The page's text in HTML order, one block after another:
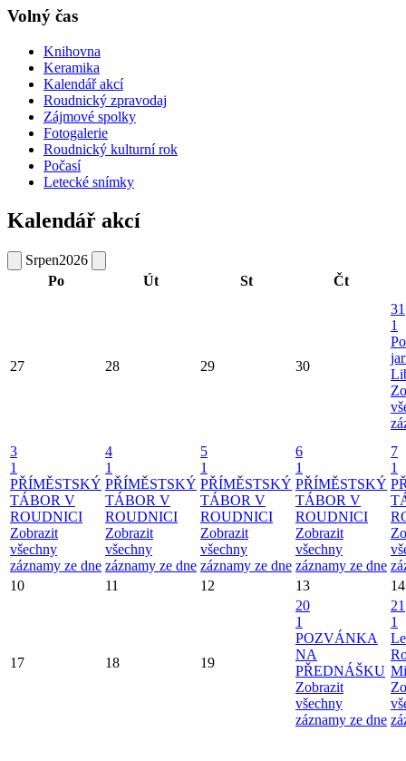
Volný čas
Knihovna
Keramika
Kalendář akcí
Roudnický zpravodaj
Zájmové spolky
Fotogalerie
Roudnický kulturní rok
Počasí
Letecké snímky
Kalendář akcí
Srpen2026
Po
Út St Čt
27 28 29 30
31
1
3
1
PŘÍMĚSTSKÝ
TÁBOR V
ROUDNICI
Zobrazit
všechny
záznamy ze dne
4
1
PŘÍMĚSTSKÝ
TÁBOR V
ROUDNICI
Zobrazit
všechny
záznamy ze dne
5
1
PŘÍMĚSTSKÝ
TÁBOR V
ROUDNICI
Zobrazit
všechny
záznamy ze dne
6
1
PŘÍMĚSTSKÝ
TÁBOR V
ROUDNICI
Zobrazit
všechny
záznamy ze dne
7
1
10
11 12 13 14
17 18 19
20
1
POZVÁNKA
NA
PŘEDNÁŠKU
Zobrazit
všechny
záznamy ze dne
21
1